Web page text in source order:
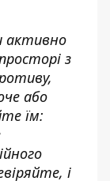
активно
з
або
їм:
і